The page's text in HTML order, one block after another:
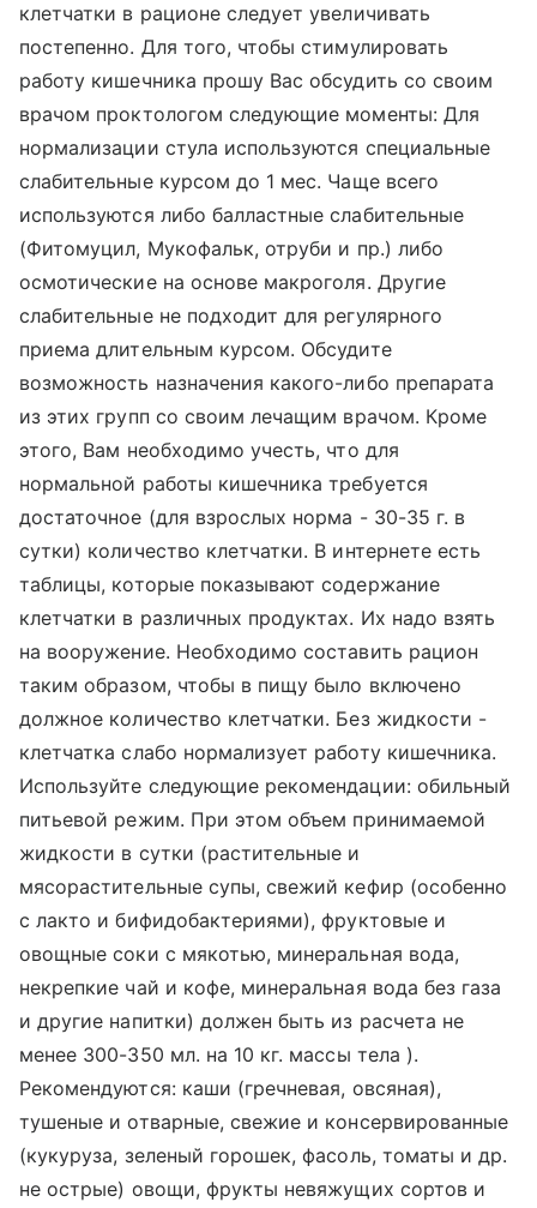
клетчатки в рационе следует увеличивать
постепенно. Для того, чтобы стимулировать
работу кишечника прошу Вас обсудить со своим
врачом проктологом следующие моменты: Для
нормализации стула используются специальные
слабительные курсом до 1 мес. Чаще всего
используются либо балластные слабительные
(Фитомуцил, Мукофальк, отруби и пр.) либо
осмотические на основе макроголя. Другие
слабительные не подходит для регулярного
приема длительным курсом. Обсудите
возможность назначения какого-либо препарата
из этих групп со своим лечащим врачом. Кроме
этого, Вам необходимо учесть, что для
нормальной работы кишечника требуется
достаточное (для взрослых норма - 30-35 г. в
сутки) количество клетчатки. В интернете есть
таблицы, которые показывают содержание
клетчатки в различных продуктах. Их надо взять
на вооружение. Необходимо составить рацион
таким образом, чтобы в пищу было включено
должное количество клетчатки. Без жидкости -
клетчатка слабо нормализует работу кишечника.
Используйте следующие рекомендации: обильный
питьевой режим. При этом объем принимаемой
жидкости в сутки (растительные и
мясорастительные супы, свежий кефир (особенно
с лакто и бифидобактериями), фруктовые и
овощные соки с мякотью, минеральная вода,
некрепкие чай и кофе, минеральная вода без газа
и другие напитки) должен быть из расчета не
менее 300-350 мл. на 10 кг. массы тела ).
Рекомендуются: каши (гречневая, овсяная),
тушеные и отварные, свежие и консервированные
(кукуруза, зеленый горошек, фасоль, томаты и др.
не острые) овощи, фрукты невяжущих сортов и